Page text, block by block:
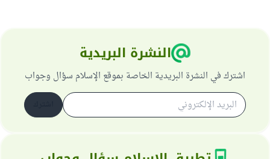
النشرة البريدية
اشترك في النشرة البريدية الخاصة بموقع الإسلام سؤال وجواب